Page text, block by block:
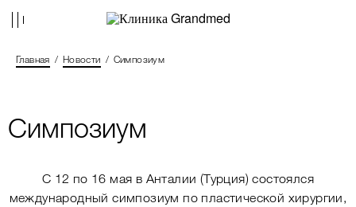
Главная Новости Симпозиум
Симпозиум
С 12 по 16 мая в Анталии (Турция) состоялся
международный симпозиум по пластической хирургии,